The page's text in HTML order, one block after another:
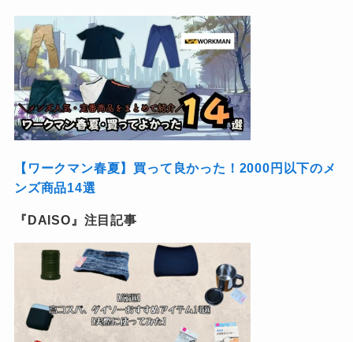
【ワークマン春夏】買って良かった！2000円以下のメ
ンズ商品14選
『DAISO』注目記事